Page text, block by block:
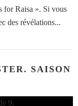
for Raisa ». Si vous
des révélations...
SAISON